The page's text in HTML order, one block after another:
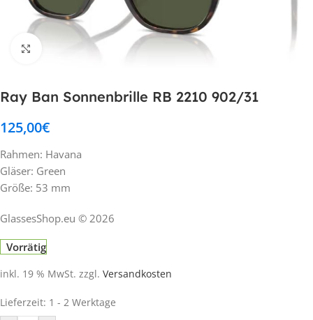
Klick zum Vergrößern
Ray Ban Sonnenbrille RB 2210 902/31
125,00€
Rahmen: Havana
Gläser: Green
Größe: 53 mm
GlassesShop.eu © 2026
Vorrätig
inkl. 19 % MwSt. zzgl. Versandkosten
Lieferzeit: 1 - 2 Werktage